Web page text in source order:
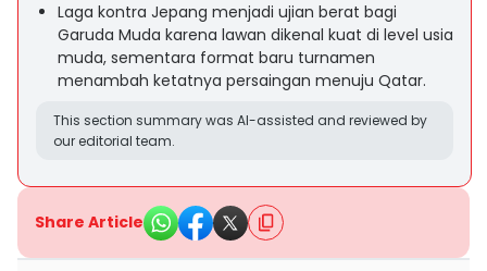
Laga kontra Jepang menjadi ujian berat bagi
Garuda Muda karena lawan dikenal kuat di level usia
muda, sementara format baru turnamen
menambah ketatnya persaingan menuju Qatar.
This section summary was AI-assisted and reviewed by
our editorial team.
Share Article